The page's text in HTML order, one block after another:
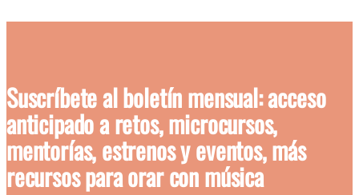
Suscríbete al boletín mensual: acceso
anticipado a retos, microcursos,
mentorías, estrenos y eventos, más
recursos para orar con música